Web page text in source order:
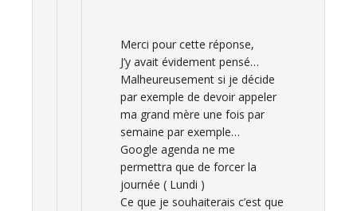
Merci pour cette réponse,
J’y avait évidement pensé…
Malheureusement si je décide
par exemple de devoir appeler
ma grand mère une fois par
semaine par exemple…
Google agenda ne me
permettra que de forcer la
journée ( Lundi )
Ce que je souhaiterais c’est que